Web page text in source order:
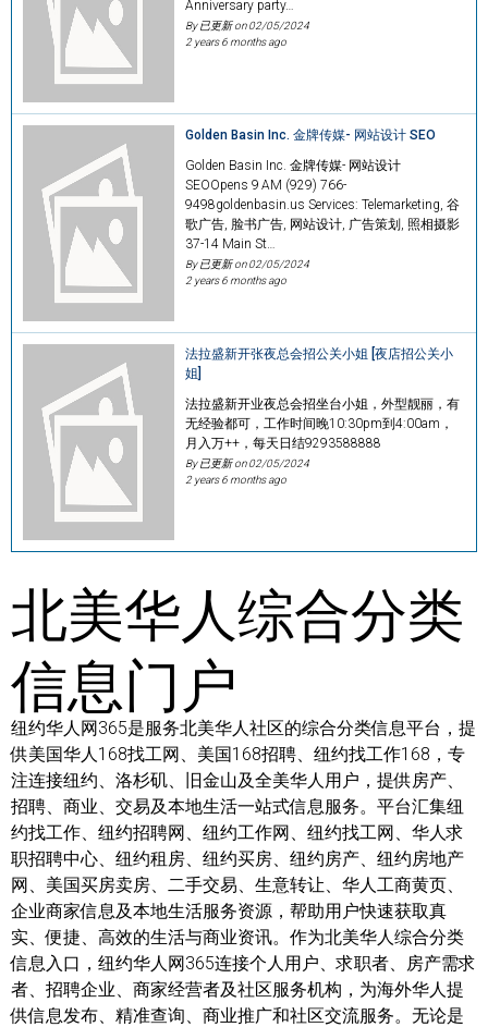
Anniversary party…
By 已更新 on02/05/2024
2 years 6 months ago
Golden Basin Inc. 金牌传媒- 网站设计 SEO
Golden Basin Inc. 金牌传媒- 网站设计
SEOOpens 9 AM (929) 766-
9498goldenbasin.us Services: Telemarketing, 谷
歌广告, 脸书广告, 网站设计, 广告策划, 照相摄影
37-14 Main St…
By 已更新 on02/05/2024
2 years 6 months ago
法拉盛新开张夜总会招公关小姐 [夜店招公关小
姐]
法拉盛新开业夜总会招坐台小姐，外型靓丽，有
无经验都可，工作时间晚10:30pm到4:00am，
月入万++，每天日结9293588888
By 已更新 on02/05/2024
2 years 6 months ago
北美华人综合分类
信息门户
纽约华人网365是服务北美华人社区的综合分类信息平台，提
供美国华人168找工网、美国168招聘、纽约找工作168，专
注连接纽约、洛杉矶、旧金山及全美华人用户，提供房产、
招聘、商业、交易及本地生活一站式信息服务。平台汇集纽
约找工作、纽约招聘网、纽约工作网、纽约找工网、华人求
职招聘中心、纽约租房、纽约买房、纽约房产、纽约房地产
网、美国买房卖房、二手交易、生意转让、华人工商黄页、
企业商家信息及本地生活服务资源，帮助用户快速获取真
实、便捷、高效的生活与商业资讯。作为北美华人综合分类
信息入口，纽约华人网365连接个人用户、求职者、房产需求
者、招聘企业、商家经营者及社区服务机构，为海外华人提
供信息发布、精准查询、商业推广和社区交流服务。无论是